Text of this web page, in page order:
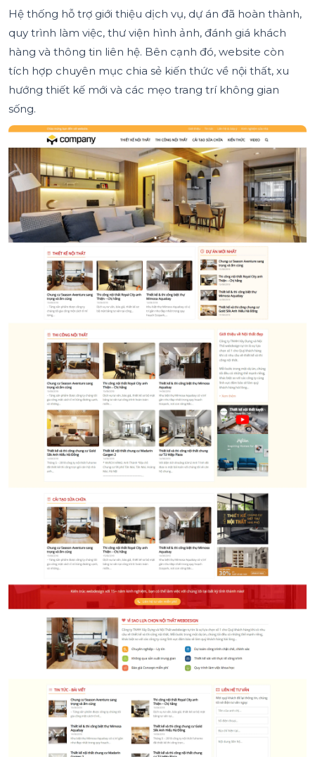
Hệ thống hỗ trợ giới thiệu dịch vụ, dự án đã hoàn thành,
quy trình làm việc, thư viện hình ảnh, đánh giá khách
hàng và thông tin liên hệ. Bên cạnh đó, website còn
tích hợp chuyên mục chia sẻ kiến thức về nội thất, xu
hướng thiết kế mới và các mẹo trang trí không gian
sống.